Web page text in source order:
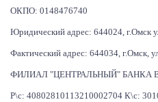
ОКПО: 0148476740
Юридический адрес: 644024, г.Омск
Фактический адрес: 644034, г.Омск,
ФИЛИАЛ "ЦЕНТРАЛЬНЫЙ" БАНКА
Р\с: 40802810113210002704 К\с: